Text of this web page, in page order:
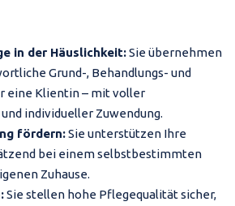
in der Häuslichkeit:Sie übernehmen
Grund-, Behandlungs- und
eine Klientin – mit voller
individueller Zuwendung.
fördern:Sie unterstützen Ihre
bei einem selbstbestimmten
Zuhause.
Sie stellen hohe Pflegequalität sicher,